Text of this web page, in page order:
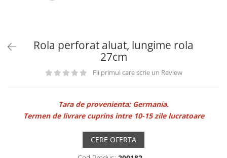
Rola perforat aluat, lungime rola
27cm
Fii primul care scrie un Review
Tara de provenienta: Germania.
Termen de livrare cuprins intre 10-15 zile lucratoare
CERE OFERTA